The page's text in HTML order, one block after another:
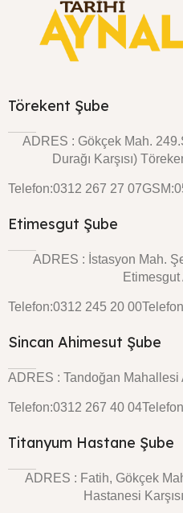
Törekent Şube
ADRES : Gökçek Mah.
Durağı Karşısı)
Telefon:0312 267 27 07
Etimesgut Şube
ADRES : İstasyon Mah.
Telefon:0312 245 20 00
Sincan Ahimesut Şube
ADRES : Tandoğan Mahallesi
Telefon:0312 267 40 04
Titanyum Hastane Şube
ADRES : Fatih, Gökçek
Hastanesi